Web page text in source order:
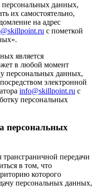
персональных данных,
их самостоятельно,
на адрес
с пометкой
является
в любой момент
персональных данных,
электронной
info@skillpoint.ru с
персональных
персональных
передачи
в том, что
которого
персональных данных,